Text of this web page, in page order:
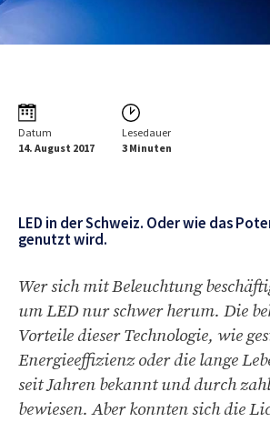
Datum
14. August 2017
Lesedauer
3 Minuten
LED in der Schweiz. Oder wie das
genutzt wird.
Wer sich mit Beleuchtung
um LED nur schwer herum. Die
Vorteile dieser Technologie, wie
Energieeffizienz oder die lange
seit Jahren bekannt und durch
bewiesen. Aber konnten sich die